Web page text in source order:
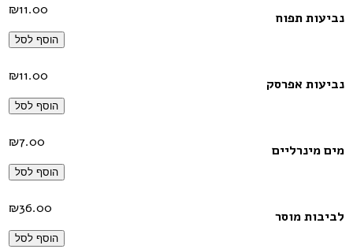
נביעות תפוח ₪11.00
הוסף לסל
נביעות אפרסק ₪11.00
הוסף לסל
מים מינרליים ₪7.00
הוסף לסל
לביבות מוסר ₪36.00
הוסף לסל